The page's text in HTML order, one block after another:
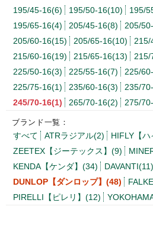
195/45-16(6)
195/50-16(10) 195/
195/65-16(4)
205/45-16(8) 205/
205/60-16(15)
205/65-16(10) 215/
215/60-16(19)
215/65-16(13) 215/
225/50-16(3)
225/55-16(7) 225/
225/75-16(1)
235/60-16(3) 235/
245/70-16(1)
265/70-16(2) 275/
ブランド一覧：
すべて ATRラジアル(2)
HIFLY【
ZEETEX【ジーテックス】(9)
KENDA【ケンダ】(34)
DAVANTI(11)
DUNLOP【ダンロップ】(48)
PIRELLI【ピレリ】(12)